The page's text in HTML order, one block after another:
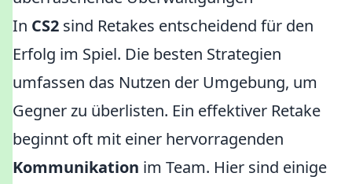
In CS2 sind Retakes entscheidend für den
Erfolg im Spiel. Die besten Strategien
umfassen das Nutzen der Umgebung, um
Gegner zu überlisten. Ein effektiver Retake
beginnt oft mit einer hervorragenden
Kommunikation im Team. Hier sind einige